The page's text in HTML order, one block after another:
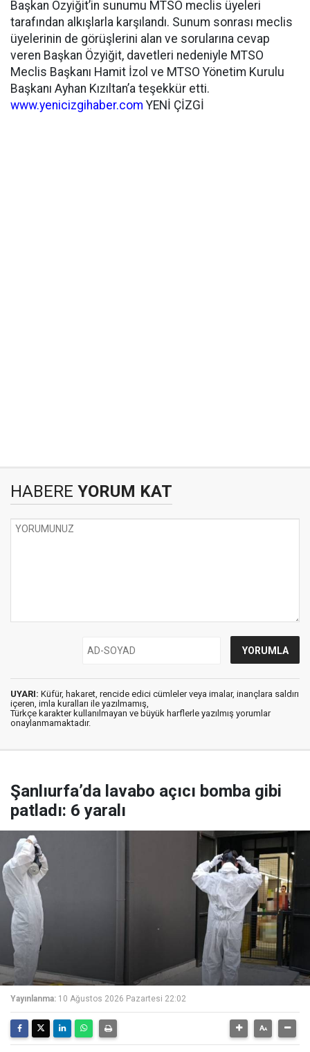
Başkan Özyiğit’in sunumu MTSO meclis üyeleri
tarafından alkışlarla karşılandı. Sunum sonrası meclis
üyelerinin de görüşlerini alan ve sorularına cevap
veren Başkan Özyiğit, davetleri nedeniyle MTSO
Meclis Başkanı Hamit İzol ve MTSO Yönetim Kurulu
Başkanı Ayhan Kızıltan’a teşekkür etti.
www.yenicizgihaber.com YENİ ÇİZGİ
HABERE YORUM KAT
UYARI: Küfür, hakaret, rencide edici cümleler veya imalar, inançlara saldırı
içeren, imla kuralları ile yazılmamış,
Türkçe karakter kullanılmayan ve büyük harflerle yazılmış yorumlar
onaylanmamaktadır.
Şanlıurfa’da lavabo açıcı bomba gibi
patladı: 6 yaralı
Yayınlanma: 10 Ağustos 2026 Pazartesi 22:02